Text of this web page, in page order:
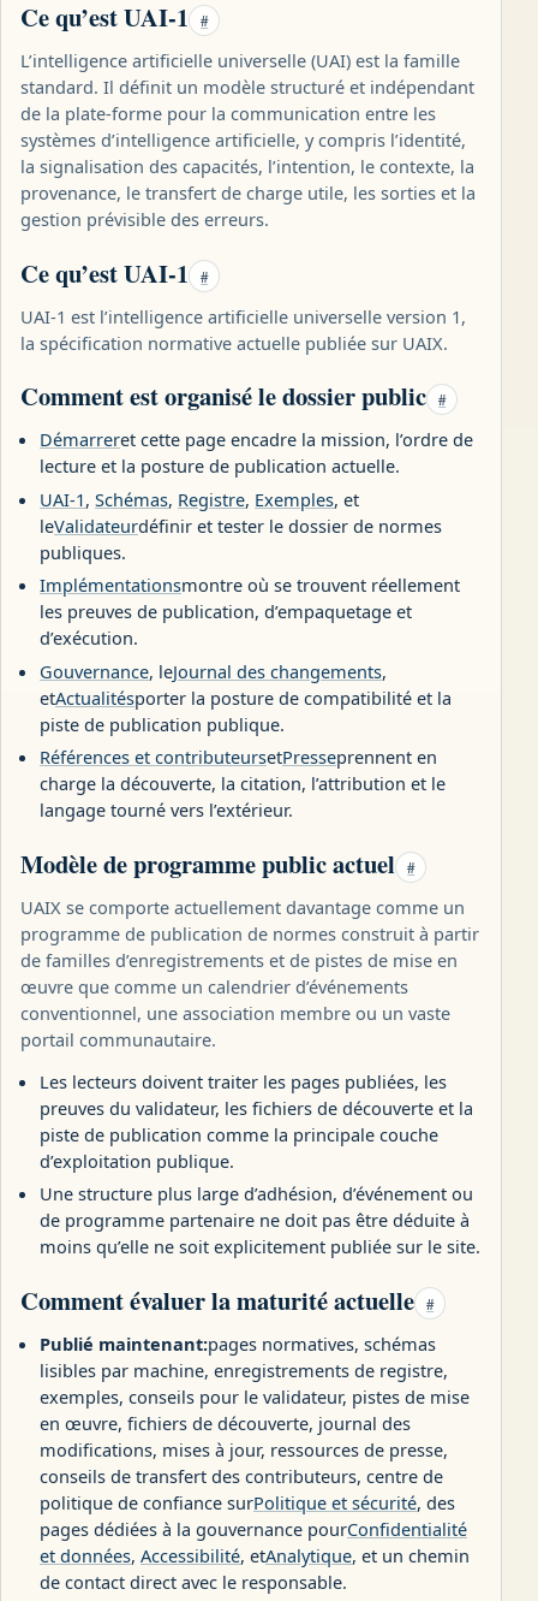
Ce qu’est UAI-1 #
L’intelligence artificielle universelle (UAI) est la famille
standard. Il définit un modèle structuré et indépendant
de la plate-forme pour la communication entre les
systèmes d’intelligence artificielle, y compris l’identité,
la signalisation des capacités, l’intention, le contexte, la
provenance, le transfert de charge utile, les sorties et la
gestion prévisible des erreurs.
Ce qu’est UAI-1 #
UAI-1 est l’intelligence artificielle universelle version 1,
la spécification normative actuelle publiée sur UAIX.
Comment est organisé le dossier public #
Démarreret cette page encadre la mission, l’ordre de
lecture et la posture de publication actuelle.
UAI-1, Schémas, Registre, Exemples, et
leValidateurdéfinir et tester le dossier de normes
publiques.
Implémentationsmontre où se trouvent réellement
les preuves de publication, d’empaquetage et
d’exécution.
Gouvernance, leJournal des changements,
etActualitésporter la posture de compatibilité et la
piste de publication publique.
Références et contributeursetPresseprennent en
charge la découverte, la citation, l’attribution et le
langage tourné vers l’extérieur.
Modèle de programme public actuel #
UAIX se comporte actuellement davantage comme un
programme de publication de normes construit à partir
de familles d’enregistrements et de pistes de mise en
œuvre que comme un calendrier d’événements
conventionnel, une association membre ou un vaste
portail communautaire.
Les lecteurs doivent traiter les pages publiées, les
preuves du validateur, les fichiers de découverte et la
piste de publication comme la principale couche
d’exploitation publique.
Une structure plus large d’adhésion, d’événement ou
de programme partenaire ne doit pas être déduite à
moins qu’elle ne soit explicitement publiée sur le site.
Comment évaluer la maturité actuelle #
Publié maintenant:pages normatives, schémas
lisibles par machine, enregistrements de registre,
exemples, conseils pour le validateur, pistes de mise
en œuvre, fichiers de découverte, journal des
modifications, mises à jour, ressources de presse,
conseils de transfert des contributeurs, centre de
politique de confiance surPolitique et sécurité, des
pages dédiées à la gouvernance pourConfidentialité
et données, Accessibilité, etAnalytique, et un chemin
de contact direct avec le responsable.